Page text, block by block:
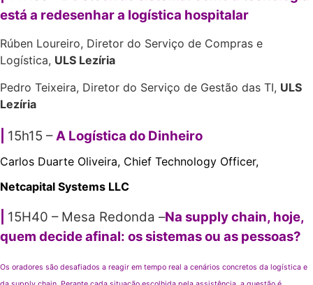
está a redesenhar a logística hospitalar
Rúben Loureiro, Diretor do Serviço de Compras e
Logística, ULS Lezíria
Pedro Teixeira, Diretor do Serviço de Gestão das TI, ULS
Lezíria
15h15 –A Logística do Dinheiro
Carlos Duarte Oliveira, Chief Technology Officer,
Netcapital Systems LLC
15H40 – Mesa Redonda –Na supply chain, hoje,
quem decide afinal: os sistemas ou as pessoas?
Os oradores são desafiados a reagir em tempo real a cenários concretos da logística e